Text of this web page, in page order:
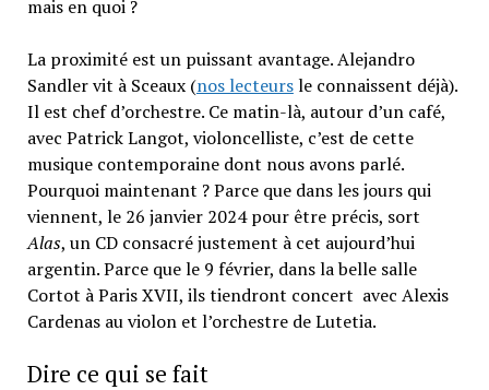
mais en quoi ?
La proximité est un puissant avantage. Alejandro
Sandler vit à Sceaux (nos lecteursle connaissent déjà).
Il est chef d’orchestre. Ce matin-là, autour d’un café,
avec Patrick Langot, violoncelliste, c’est de cette
musique contemporaine dont nous avons parlé.
Pourquoi maintenant ? Parce que dans les jours qui
viennent, le 26 janvier 2024 pour être précis, sort
Alas, un CD consacré justement à cet aujourd’hui
argentin. Parce que le 9 février, dans la belle salle
Cortot à Paris XVII, ils tiendront concert avec Alexis
Cardenas au violon et l’orchestre de Lutetia.
Dire ce qui se fait